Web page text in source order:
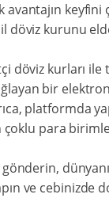
keyfini
döviz kurunu
döviz kurları
bir
platformda
çoklu para
gönderin,
ve cebinizde